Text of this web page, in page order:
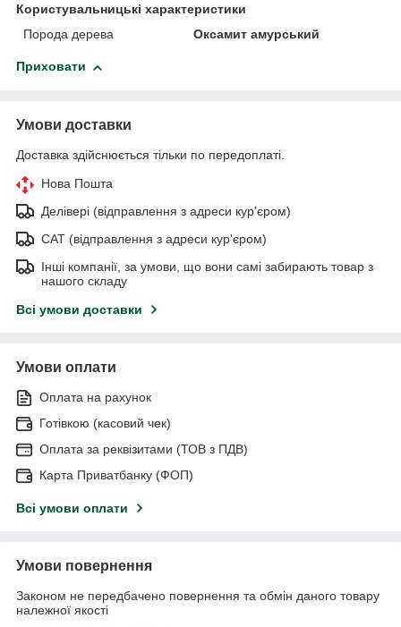
Користувальницькі характеристики
Порода дерева
Оксамит амурський
Приховати
Умови доставки
Доставка здійснюється тільки по передоплаті.
Нова Пошта
Делівері (відправлення з адреси кур'єром)
САТ (відправлення з адреси кур'єром)
Інші компанії, за умови, що вони самі забирають товар з
нашого складу
Всі умови доставки
Умови оплати
Оплата на рахунок
Готівкою (касовий чек)
Оплата за реквізитами (ТОВ з ПДВ)
Карта Приватбанку (ФОП)
Всі умови оплати
Умови повернення
Законом не передбачено повернення та обмін даного товару
належної якості